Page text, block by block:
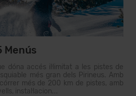
Menús
dóna accés il·limitat a les pistes de
més gran dels Pirineus. Amb
més de 200 km de pistes, amb
instal·lacion...